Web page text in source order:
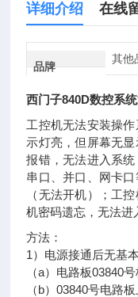
详细介绍 在线
品牌
其他
西门子840D数控系
工控机无法安装操
示灯亮，但屏幕无
报错，无法进入系
串口、并口、网卡
（无法开机）；工
机密码遗忘，无法进
方法：
1）电源接通后无基
（a）电路板03840
（b）03840号电路